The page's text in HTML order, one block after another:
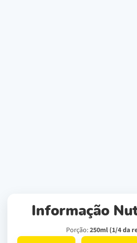
Informação
Porção:250ml (1/4 da